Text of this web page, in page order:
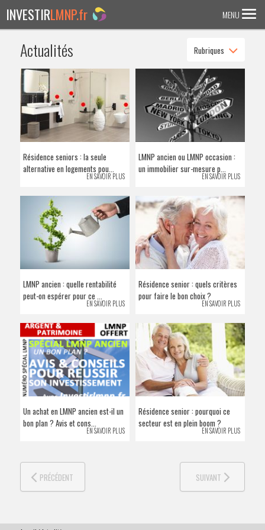
MENU
INVESTIRLMNP.fr
ACCUEIL
Investir en :
LMNP ANCIEN
RESIDENCE ETUDIANTE
EHPAD
RESIDENCE SENIOR
ACTUALITES
FAQ
VENDRE SON BIEN
Actualités Rubriques
Résidence seniors : la seule
alternative en logements pou...
EN SAVOIR PLUS
LMNP ancien ou LMNP occasion :
un immobilier sur-mesure p...
EN SAVOIR PLUS
LMNP ancien : quelle rentabilité
peut-on espérer pour ce ...
EN SAVOIR PLUS
Résidence senior : quels critères
pour faire le bon choix ?
EN SAVOIR PLUS
Un achat en LMNP ancien est-il un
bon plan ? Avis et cons...
EN SAVOIR PLUS
Résidence senior : pourquoi ce
secteur est en plein boom ?
EN SAVOIR PLUS
PRÉCÉDENT SUIVANT